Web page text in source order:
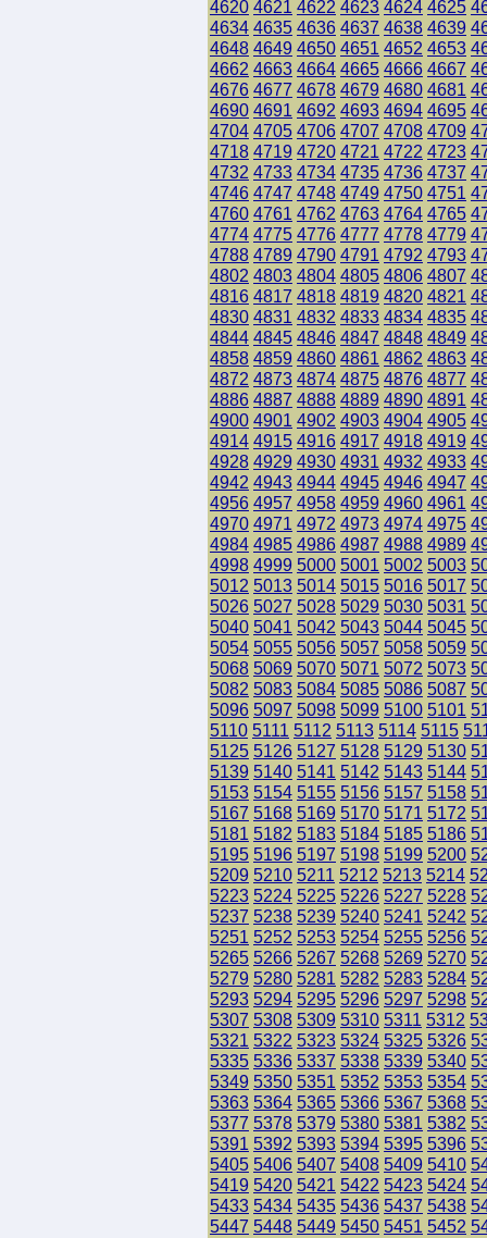
4620 4621 4622 4623 4624 4625
4634 4635 4636 4637 4638 4639
4648 4649 4650 4651 4652 4653
4662 4663 4664 4665 4666 4667
4676 4677 4678 4679 4680 4681
4690 4691 4692 4693 4694 4695
4704 4705 4706 4707 4708 4709
4718 4719 4720 4721 4722 4723
4732 4733 4734 4735 4736 4737
4746 4747 4748 4749 4750 4751
4760 4761 4762 4763 4764 4765
4774 4775 4776 4777 4778 4779
4788 4789 4790 4791 4792 4793
4802 4803 4804 4805 4806 4807
4816 4817 4818 4819 4820 4821
4830 4831 4832 4833 4834 4835
4844 4845 4846 4847 4848 4849
4858 4859 4860 4861 4862 4863
4872 4873 4874 4875 4876 4877
4886 4887 4888 4889 4890 4891
4900 4901 4902 4903 4904 4905
4914 4915 4916 4917 4918 4919
4928 4929 4930 4931 4932 4933
4942 4943 4944 4945 4946 4947
4956 4957 4958 4959 4960 4961
4970 4971 4972 4973 4974 4975
4984 4985 4986 4987 4988 4989
4998 4999 5000 5001 5002 5003
5012 5013 5014 5015 5016 5017
5026 5027 5028 5029 5030 5031
5040 5041 5042 5043 5044 5045
5054 5055 5056 5057 5058 5059
5068 5069 5070 5071 5072 5073
5082 5083 5084 5085 5086 5087
5096 5097 5098 5099 5100 5101
5110 5111 5112 5113 5114 5115
5125 5126 5127 5128 5129 5130
5139 5140 5141 5142 5143 5144
5153 5154 5155 5156 5157 5158
5167 5168 5169 5170 5171 5172
5181 5182 5183 5184 5185 5186
5195 5196 5197 5198 5199 5200
5209 5210 5211 5212 5213 5214
5223 5224 5225 5226 5227 5228
5237 5238 5239 5240 5241 5242
5251 5252 5253 5254 5255 5256
5265 5266 5267 5268 5269 5270
5279 5280 5281 5282 5283 5284
5293 5294 5295 5296 5297 5298
5307 5308 5309 5310 5311 5312
5321 5322 5323 5324 5325 5326
5335 5336 5337 5338 5339 5340
5349 5350 5351 5352 5353 5354
5363 5364 5365 5366 5367 5368
5377 5378 5379 5380 5381 5382
5391 5392 5393 5394 5395 5396
5405 5406 5407 5408 5409 5410
5419 5420 5421 5422 5423 5424
5433 5434 5435 5436 5437 5438
5447 5448 5449 5450 5451 5452